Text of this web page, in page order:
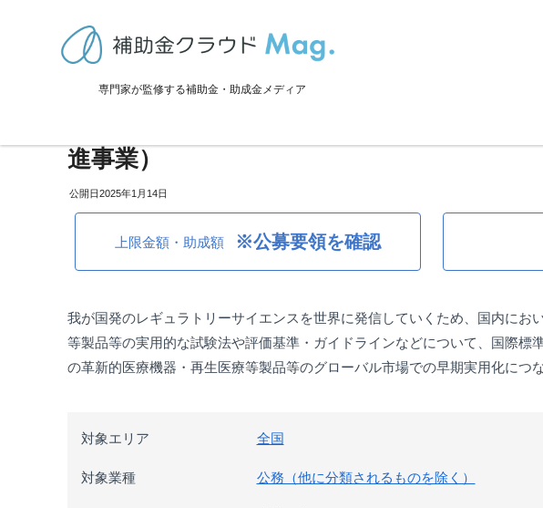
専門家が監修する補助金・助成金メディア
>補助金・助成金詳細
全国：革新的医療機器等国際標準獲得推進
進事業）
2025年1月14日
上限金額・助成額 ※公募要領を確認
我が国発のレギュラトリーサイエンスを世界に発信していくため、国内にお
等製品等の実用的な試験法や評価基準・ガイドラインなどについて、国際標
の革新的医療機器・再生医療等製品等のグローバル市場での早期実用化につな
対象エリア 全国
対象業種 公務（他に分類されるものを除く）